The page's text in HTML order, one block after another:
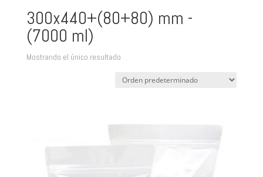
300x440+(80+80) mm -
(7000 ml)
Mostrando el único resultado